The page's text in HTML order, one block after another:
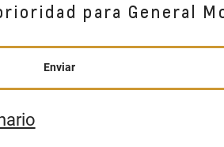
para General
Enviar